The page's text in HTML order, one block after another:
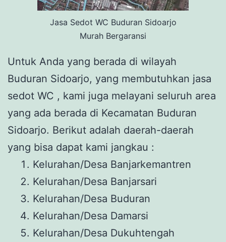
Jasa Sedot WC Buduran Sidoarjo
Murah Bergaransi
Untuk Anda yang berada di wilayah
Buduran Sidoarjo, yang membutuhkan jasa
sedot WC , kami juga melayani seluruh area
yang ada berada di Kecamatan Buduran
Sidoarjo. Berikut adalah daerah-daerah
yang bisa dapat kami jangkau :
Kelurahan/Desa Banjarkemantren
Kelurahan/Desa Banjarsari
Kelurahan/Desa Buduran
Kelurahan/Desa Damarsi
Kelurahan/Desa Dukuhtengah